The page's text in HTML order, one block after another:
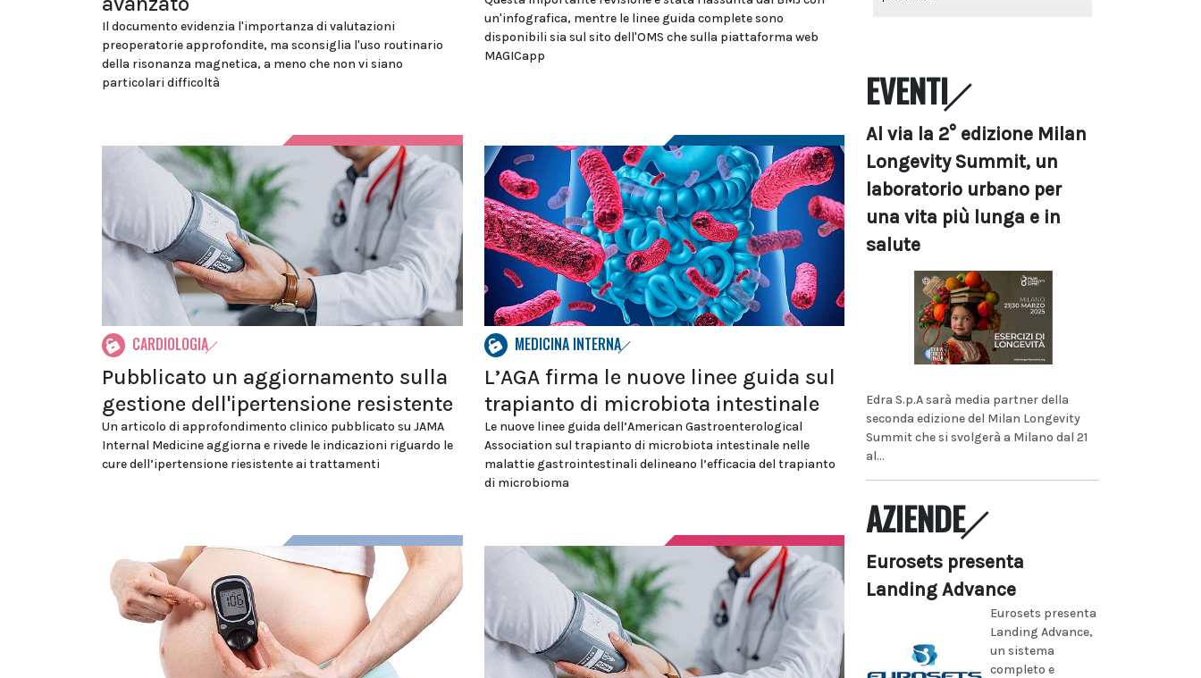
Il documento evidenzia l'importanza di valutazioni
preoperatorie approfondite, ma sconsiglia l'uso routinario
della risonanza magnetica, a meno che non vi siano
particolari difficoltà
un'infografica, mentre le linee guida complete sono
disponibili sia sul sito dell'OMS che sulla piattaforma web
MAGICapp
CARDIOLOGIA
Pubblicato un aggiornamento sulla
gestione dell'ipertensione resistente
Un articolo di approfondimento clinico pubblicato su JAMA
Internal Medicine aggiorna e rivede le indicazioni riguardo le
cure dell’ipertensione riesistente ai trattamenti
MEDICINA INTERNA
L’AGA firma le nuove linee guida sul
trapianto di microbiota intestinale
Le nuove linee guida dell’American Gastroenterological
Association sul trapianto di microbiota intestinale nelle
malattie gastrointestinali delineano l’efficacia del trapianto
di microbioma
EVENTI
Al via la 2° edizione Milan
Longevity Summit, un
laboratorio urbano per
una vita più lunga e in
salute
Edra S.p.A sarà media partner della
seconda edizione del Milan Longevity
Summit che si svolgerà a Milano dal 21
al...
AZIENDE
Eurosets presenta
Landing Advance
Eurosets presenta
Landing Advance,
un sistema
completo e